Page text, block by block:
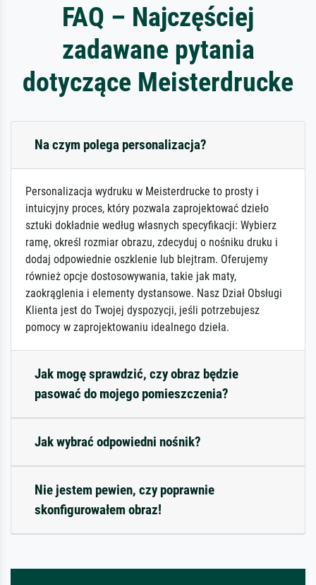
FAQ – Najczęściej
zadawane pytania
dotyczące Meisterdrucke
Na czym polega personalizacja?
Personalizacja wydruku w Meisterdrucke to prosty i
intuicyjny proces, który pozwala zaprojektować dzieło
sztuki dokładnie według własnych specyfikacji: Wybierz
ramę, określ rozmiar obrazu, zdecyduj o nośniku druku i
dodaj odpowiednie oszklenie lub blejtram. Oferujemy
również opcje dostosowywania, takie jak maty,
zaokrąglenia i elementy dystansowe. Nasz Dział Obsługi
Klienta jest do Twojej dyspozycji, jeśli potrzebujesz
pomocy w zaprojektowaniu idealnego dzieła.
Jak mogę sprawdzić, czy obraz będzie
pasować do mojego pomieszczenia?
Jak wybrać odpowiedni nośnik?
Nie jestem pewien, czy poprawnie
skonfigurowałem obraz!